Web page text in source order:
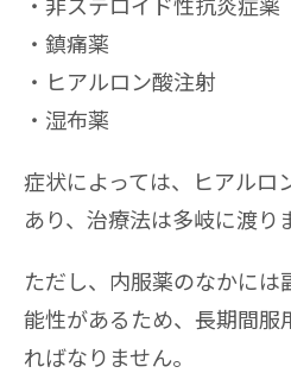
鎮痛薬
ヒアルロン酸注射
湿布薬
症状によっては、ヒアルロ
あり、治療法は多岐に渡り
ただし、内服薬のなかに
能性があるため、長期間服
ればなりません。